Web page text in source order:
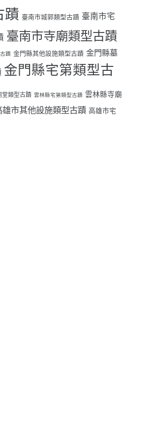
蹟 臺南市城郭類型古蹟 臺南市宅
臺南市寺廟類型古蹟
蹟 金門縣其他設施類型古蹟 金門縣墓
金門縣宅第類型古
堂類型古蹟 雲林縣宅第類型古蹟 雲林縣寺廟
雄市其他設施類型古蹟 高雄市宅